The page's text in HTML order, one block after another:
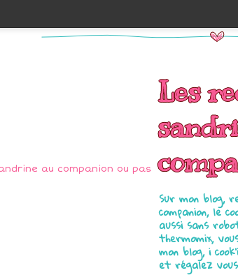
Les
Sur mon blog,
companion, le
aussi sans
thermomix,
mon blog, i
et régalez vous